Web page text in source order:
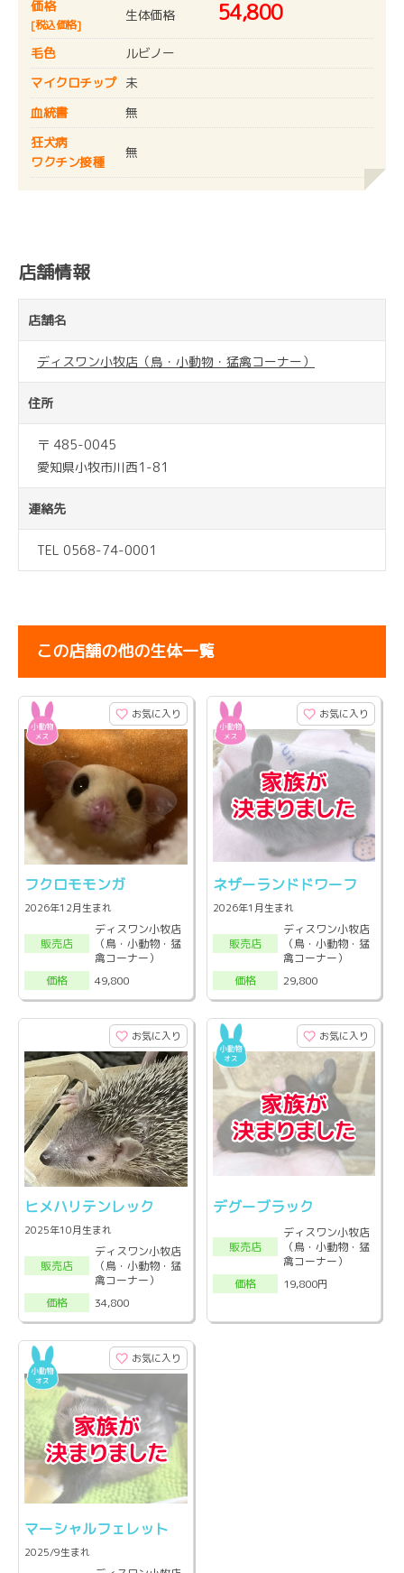
価格
[税込価格]
生体価格 54,800
毛色
ルビノー
マイクロチップ
未
血統書
無
狂犬病
ワクチン接種
無
店舗情報
店舗名
ディスワン小牧店（鳥・小動物・猛禽コーナー）
住所
〒 485-0045
愛知県小牧市川西1-81
連絡先
TEL 0568-74-0001
この店舗の他の生体一覧
お気に入り
フクロモモンガ
2026年12月生まれ
販売店
ディスワン小牧店
（鳥・小動物・猛
禽コーナー）
価格
49,800
お気に入り
ネザーランドドワーフ
2026年1月生まれ
販売店
ディスワン小牧店
（鳥・小動物・猛
禽コーナー）
価格
29,800
お気に入り
ヒメハリテンレック
2025年10月生まれ
販売店
ディスワン小牧店
（鳥・小動物・猛
禽コーナー）
価格
34,800
お気に入り
デグーブラック
販売店
ディスワン小牧店
（鳥・小動物・猛
禽コーナー）
価格
19,800円
お気に入り
マーシャルフェレット
2025/9生まれ